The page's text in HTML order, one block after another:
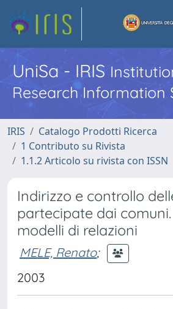
UniSa - IRIS
Research Information
IRIS
Catalogo Prodotti Ricerca
1 Contributo su Rivista
1.1.2 Articolo su rivista con ISSN
Indirizzo e controllo
partecipate dai comuni.
modelli di relazioni
MELE, Renato;
2003